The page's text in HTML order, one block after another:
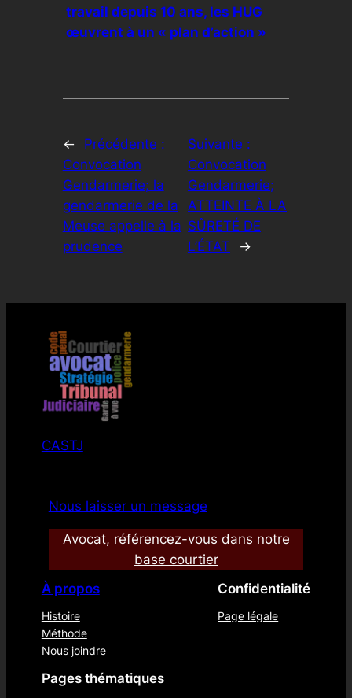
travail depuis 10 ans, les HUG
œuvrent à un « plan d’action »
←
Précédente :
Convocation
Gendarmerie; la
gendarmerie de la
Meuse appelle à la
prudence
Suivante :
Convocation
Gendarmerie;
ATTEINTE À LA
SÛRETÉ DE
L’ÉTAT
→
CASTJ
Nous laisser un message
Avocat, référencez-vous dans notre
base courtier
À propos
Histoire
Méthode
Nous joindre
Confidentialité
Page légale
Pages thématiques